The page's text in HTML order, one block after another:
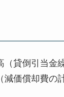
（貸倒引当金
減価償却費の